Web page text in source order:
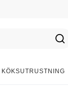
KÖKSUTRUSTNING